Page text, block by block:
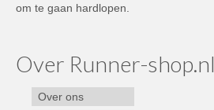
om te gaan hardlopen.
Over Runner-shop.nl
Over ons